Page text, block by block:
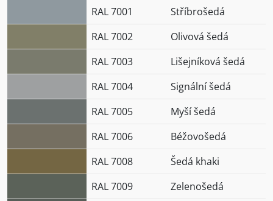
RAL 7001
Stříbrošedá
RAL 7002
Olivová šedá
RAL 7003
Lišejníková šedá
RAL 7004
Signální šedá
RAL 7005
Myší šedá
RAL 7006
Béžovošedá
RAL 7008
Šedá khaki
RAL 7009
Zelenošedá